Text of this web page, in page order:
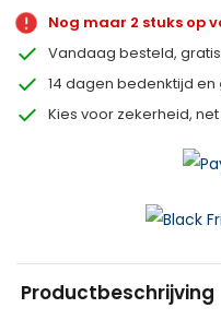
Nog maar 2 stuks op
Vandaag besteld,
14 dagen bedenktijd en
Kies voor zekerheid,
Productbeschrijving